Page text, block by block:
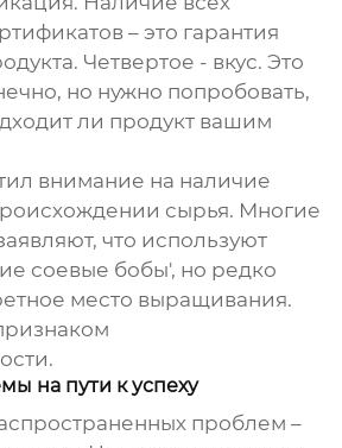
– это гарантия
Четвертое - вкус. Это
но нужно попробовать,
ли продукт вашим
внимание на наличие
сырья. Многие
что используют
соевые бобы', но редко
место выращивания.
на пути к успеху
проблем –